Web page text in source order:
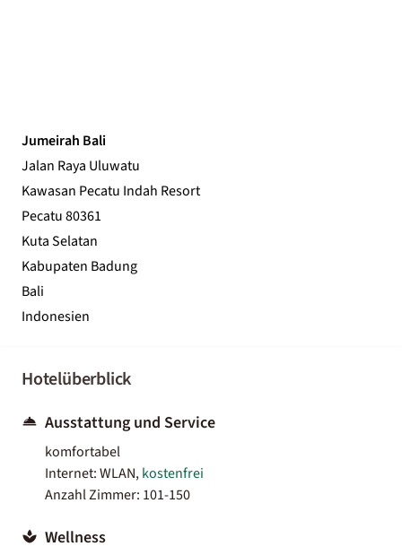
Jumeirah Bali
Jalan Raya Uluwatu
Kawasan Pecatu Indah Resort
Pecatu 80361
Kuta Selatan
Kabupaten Badung
Bali
Indonesien
Hotelüberblick
Ausstattung und Service
komfortabel
Internet: WLAN,kostenfrei
Anzahl Zimmer: 101-150
Wellness